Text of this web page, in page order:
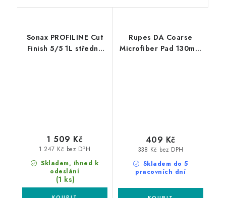
Sonax PROFILINE Cut
Finish 5/5 1L středně
Skladem, ihned k
odeslání
(1 ks)
1 247 Kč bez DPH
1 509 Kč
Rupes DA Coarse
Microfiber Pad 130mm
Skladem do 5
pracovních dní
338 Kč bez DPH
409 Kč